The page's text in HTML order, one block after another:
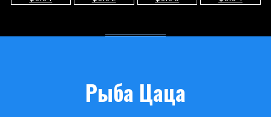
Рыба Цаца